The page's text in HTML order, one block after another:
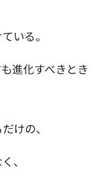
いる。
進化すべきとき
けの、
、